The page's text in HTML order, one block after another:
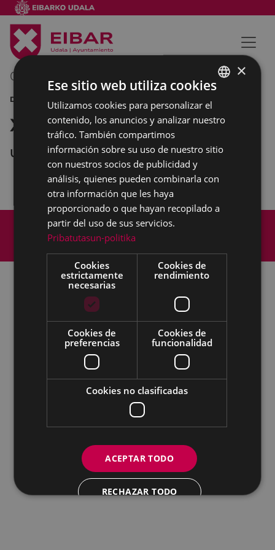
07/04/2013
DEPORTES
XLII Memorial Valenciaga
Untzaga
Mapa del Sitio
Política de cookies
Accesibilidad
Todas las redes sociales del Ayuntamiento
Eibarko Udala - Untzaga plaza, 1 | 20600 Eibar
Tfnoa.: 943 70 84 00 / 010 | Faxa: 943 70 84 16 |
IFZ: P2003100A | DIR3 L01200300
BASQUE
SPANISH
×
Ese sitio web utiliza cookies
Utilizamos cookies para personalizar el
contenido, los anuncios y analizar nuestro
tráfico. También compartimos
información sobre su uso de nuestro sitio
con nuestros socios de publicidad y
análisis, quienes pueden combinarla con
otra información que les haya
proporcionado o que hayan recopilado a
partir del uso de sus servicios.
Pribatutasun-politika
Cookies
estrictamente
necesarias
Cookies de
rendimiento
Cookies de
preferencias
Cookies de
funcionalidad
Cookies no clasificadas
ACEPTAR TODO
RECHAZAR TODO